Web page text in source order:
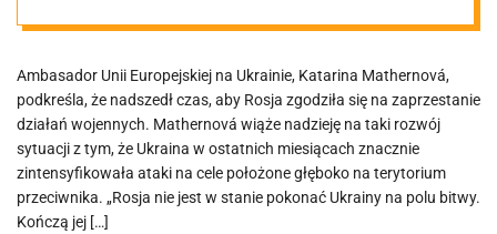
wojny na
kompromistow
ych warunkach
Ambasador Unii Europejskiej na Ukrainie, Katarina Mathernová,
podkreśla, że ​​nadszedł czas, aby Rosja zgodziła się na zaprzestanie
działań wojennych. Mathernová wiąże nadzieję na taki rozwój
sytuacji z tym, że Ukraina w ostatnich miesiącach znacznie
zintensyfikowała ataki na cele położone głęboko na terytorium
przeciwnika. „Rosja nie jest w stanie pokonać Ukrainy na polu bitwy.
Kończą jej […]